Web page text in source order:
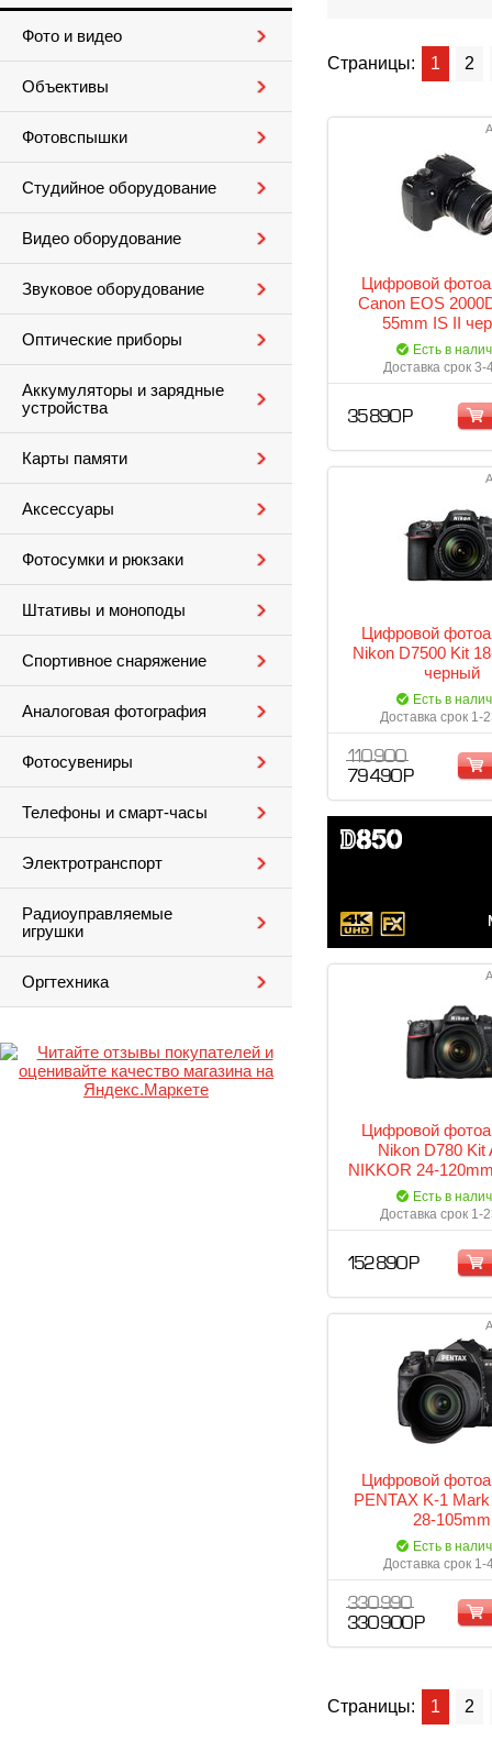
Фото и видео
Объективы
Фотовспышки
Студийное оборудование
Видео оборудование
Звуковое оборудование
Оптические приборы
Аккумуляторы и зарядные
устройства
Карты памяти
Аксессуары
Фотосумки и рюкзаки
Штативы и моноподы
Спортивное снаряжение
Аналоговая фотография
Фотосувениры
Телефоны и смарт-часы
Электротранспорт
Радиоуправляемые
игрушки
Оргтехника
Страницы: 1 2
Цифровой
Canon EOS
55mm IS II
Есть в
Доставка срок 3-
35 890 Р
Цифровой
Nikon D7500 Kit
черный
Есть в
Доставка срок 1-
110 900
79 490 Р
Цифровой
Nikon D780 Kit
NIKKOR 24-
VR
Есть в
Доставка срок 1-
152 890 Р
Цифровой
PENTAX K-1
28-105mm
Есть в
Доставка срок 1-
330 990
330 900 Р
Страницы: 1 2